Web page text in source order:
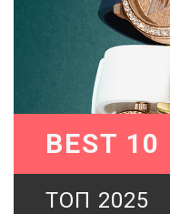
BEST 10
ТОП 2025